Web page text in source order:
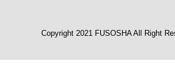
Copyright 2021 FUSOSHA All Right